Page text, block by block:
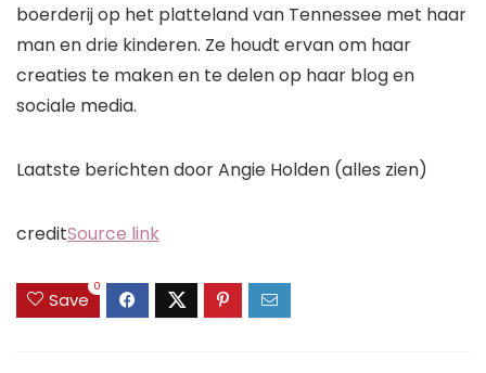
boerderij op het platteland van Tennessee met haar
man en drie kinderen. Ze houdt ervan om haar
creaties te maken en te delen op haar blog en
sociale media.
Laatste berichten door Angie Holden (alles zien)
creditSource link
Save
0